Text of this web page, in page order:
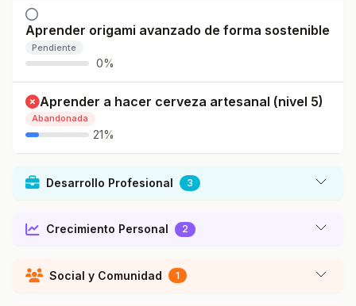
Aprender origami avanzado de forma sostenible
Pendiente
0%
Aprender a hacer cerveza artesanal (nivel 5)
Abandonada
21%
Desarrollo Profesional 3
Crecimiento Personal 2
Social y Comunidad 1